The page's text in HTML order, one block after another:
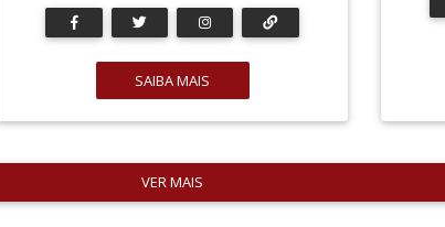
SAIBA MAIS
VER MAIS